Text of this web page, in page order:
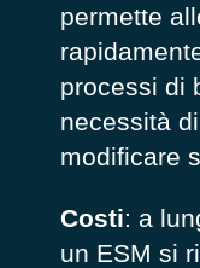
permette
processi di
necessità
modificare
Costi: a
un ESM si